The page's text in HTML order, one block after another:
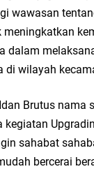
1 Muharram 1448 H:
M. Rizky di Desa
wawasan
dalam
di wilayah
Brutus nama
kegiatan
sahabat
bercerai